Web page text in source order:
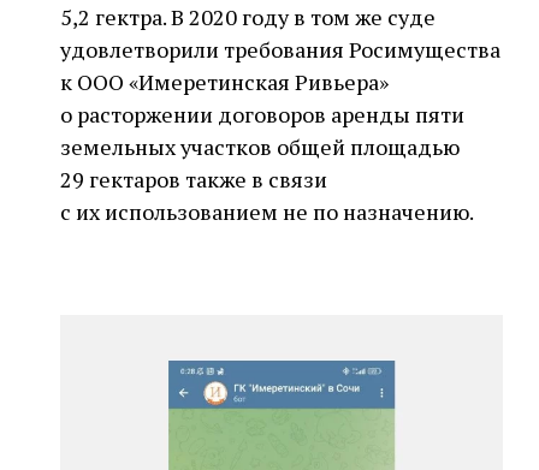
5,2 гектра. В 2020 году в том же суде
удовлетворили требования Росимущества
к ООО «Имеретинская Ривьера»
о расторжении договоров аренды пяти
земельных участков общей площадью
29 гектаров также в связи
с их использованием не по назначению.